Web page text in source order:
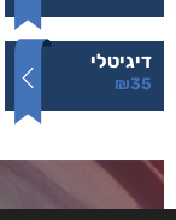
דיגיטלי
₪35